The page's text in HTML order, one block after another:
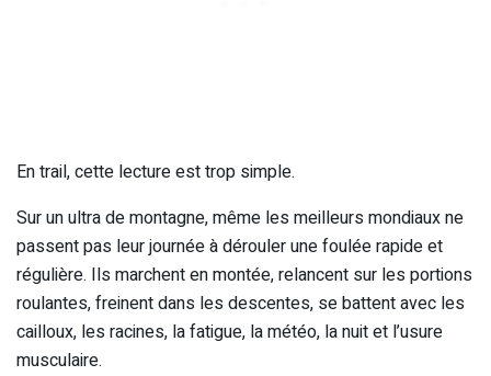
En trail, cette lecture est trop simple.
Sur un ultra de montagne, même les meilleurs mondiaux ne
passent pas leur journée à dérouler une foulée rapide et
régulière. Ils marchent en montée, relancent sur les portions
roulantes, freinent dans les descentes, se battent avec les
cailloux, les racines, la fatigue, la météo, la nuit et l’usure
musculaire.